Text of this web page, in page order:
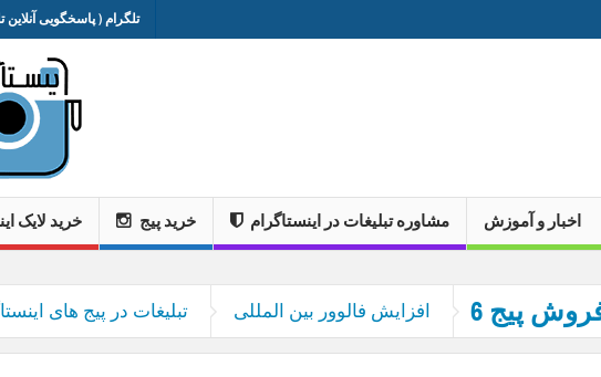
تلگرام ( پاسخگویی آنلاین
خرید لایک خرید پیج مشاوره تبلیغات در اینستاگرام اخبار و آموزش
تبلیغات در پیج های افزایش فالوور بین المللی
فروش پیج 6k اینستاگرام | فروشگاه